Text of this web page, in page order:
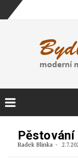
contentRadek Blinka